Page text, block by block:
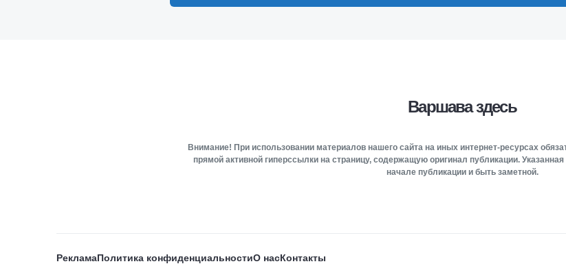
Варшава здесь
Внимание! При использовании материалов нашего сайта на иных интернет-ресурсах
прямой активной гиперссылки на страницу, содержащую оригинал публикации.
начале публикации и быть заметной.
РекламаПолитика конфиденциальностиО насКонтакты